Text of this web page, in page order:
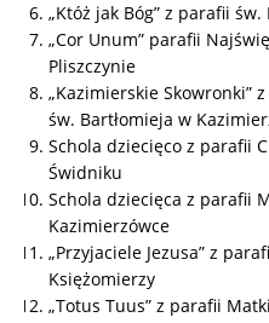
„Któż jak Bóg” z parafii
„Cor Unum” parafii
Pliszczynie
„Kazimierskie Skowronki”
św. Bartłomieja w
Schola dziecięco z parafii
Świdniku
Schola dziecięca z parafii
Kazimierzówce
„Przyjaciele Jezusa” z
Księżomierzy
„Totus Tuus” z parafii